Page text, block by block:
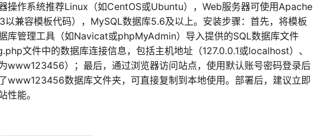
操作系统推荐Linux（如CentOS或Ubuntu），Web服务器可使用Apache
兼容模板代码），MySQL数据库5.6及以上。安装步骤：首先，将模板
库管理工具（如Navicat或phpMyAdmin）导入提供的SQL数据库文件
文件中的数据库连接信息，包括主机地址（127.0.0.1或localhost）、
www123456）；最后，通过浏览器访问站点，使用默认账号密码登录后
www123456数据库文件夹，可直接复制到本地使用。部署后，建议立即
性能。